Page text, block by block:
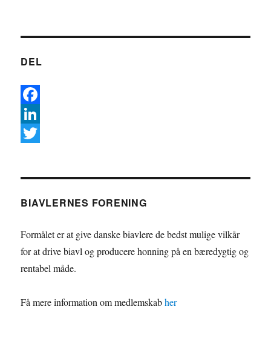
DEL
F
a
o
o
k
L
e
d
I
n
t
t
e
r
BIAVLERNES FORENING
Formålet er at give danske biavlere de bedst mulige vilkår
for at drive biavl og producere honning på en bæredygtig og
rentabel måde.
Få mere information om medlemskabher